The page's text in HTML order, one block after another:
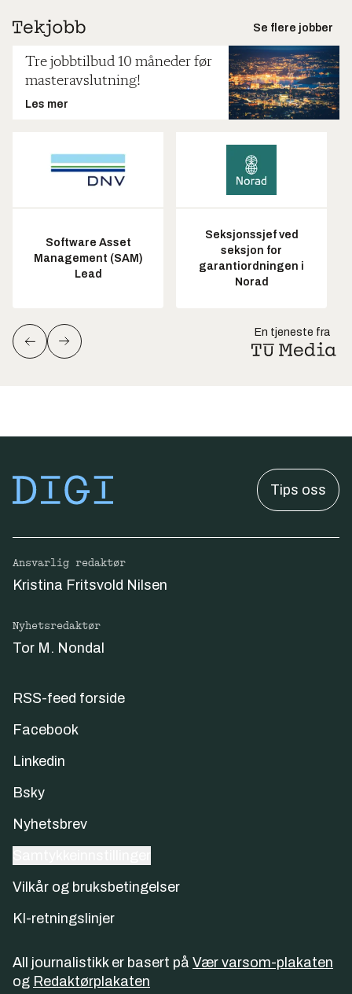
Se flere jobber
Tre jobbtilbud 10 måneder før
masteravslutning!
Les mer
Software Asset
Management (SAM)
Lead
Seksjonssjef ved
seksjon for
garantiordningen i
Norad
En tjeneste fra
Tips oss
Ansvarlig redaktør
Kristina Fritsvold Nilsen
Nyhetsredaktør
Tor M. Nondal
RSS-feed forside
Facebook
Linkedin
Bsky
Nyhetsbrev
Vilkår og bruksbetingelser
KI-retningslinjer
All journalistikk er basert på Vær varsom-plakaten
og Redaktørplakaten